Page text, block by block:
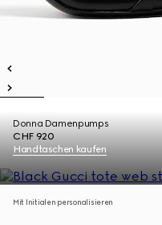
Donna Damenpumps
CHF 920
Handtaschen kaufen
Mit Initialen personalisieren